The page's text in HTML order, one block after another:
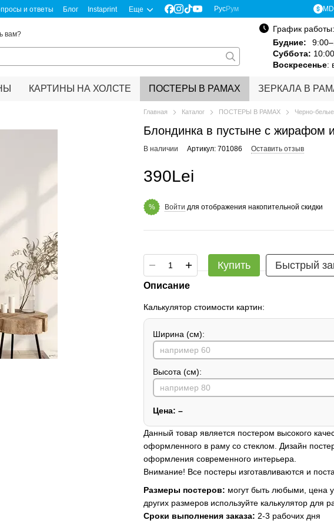
и ответы Блог Instaprint Еще РусРум
вам?
График работы:
Будние:
Суббота:
Воскресенье:
КАРТИНЫ НА ХОЛСТЕ ПОСТЕРЫ В РАМАХ ЗЕРКАЛА В
Главная Каталог ПОСТЕРЫ В РАМАХ Черно-белые
Блондинка в пустыне с жирафом
В наличии Артикул: 701086 Оставить отзыв
390Lei
% Войти для отображения накопительной скидки
Купить Быстрый
Описание
Калькулятор стоимости картин:
Ширина (см):
Высота (см):
Цена: –
Данный товар является постером высокого
оформленного в раму со стеклом. Дизайн
оформления современного интерьера.
Внимание! Все постеры изготавливаются и
Размеры постеров: могут быть любыми, цена
других размеров используйте калькулятор для
Сроки выполнения заказа: 2-3 рабочих дня